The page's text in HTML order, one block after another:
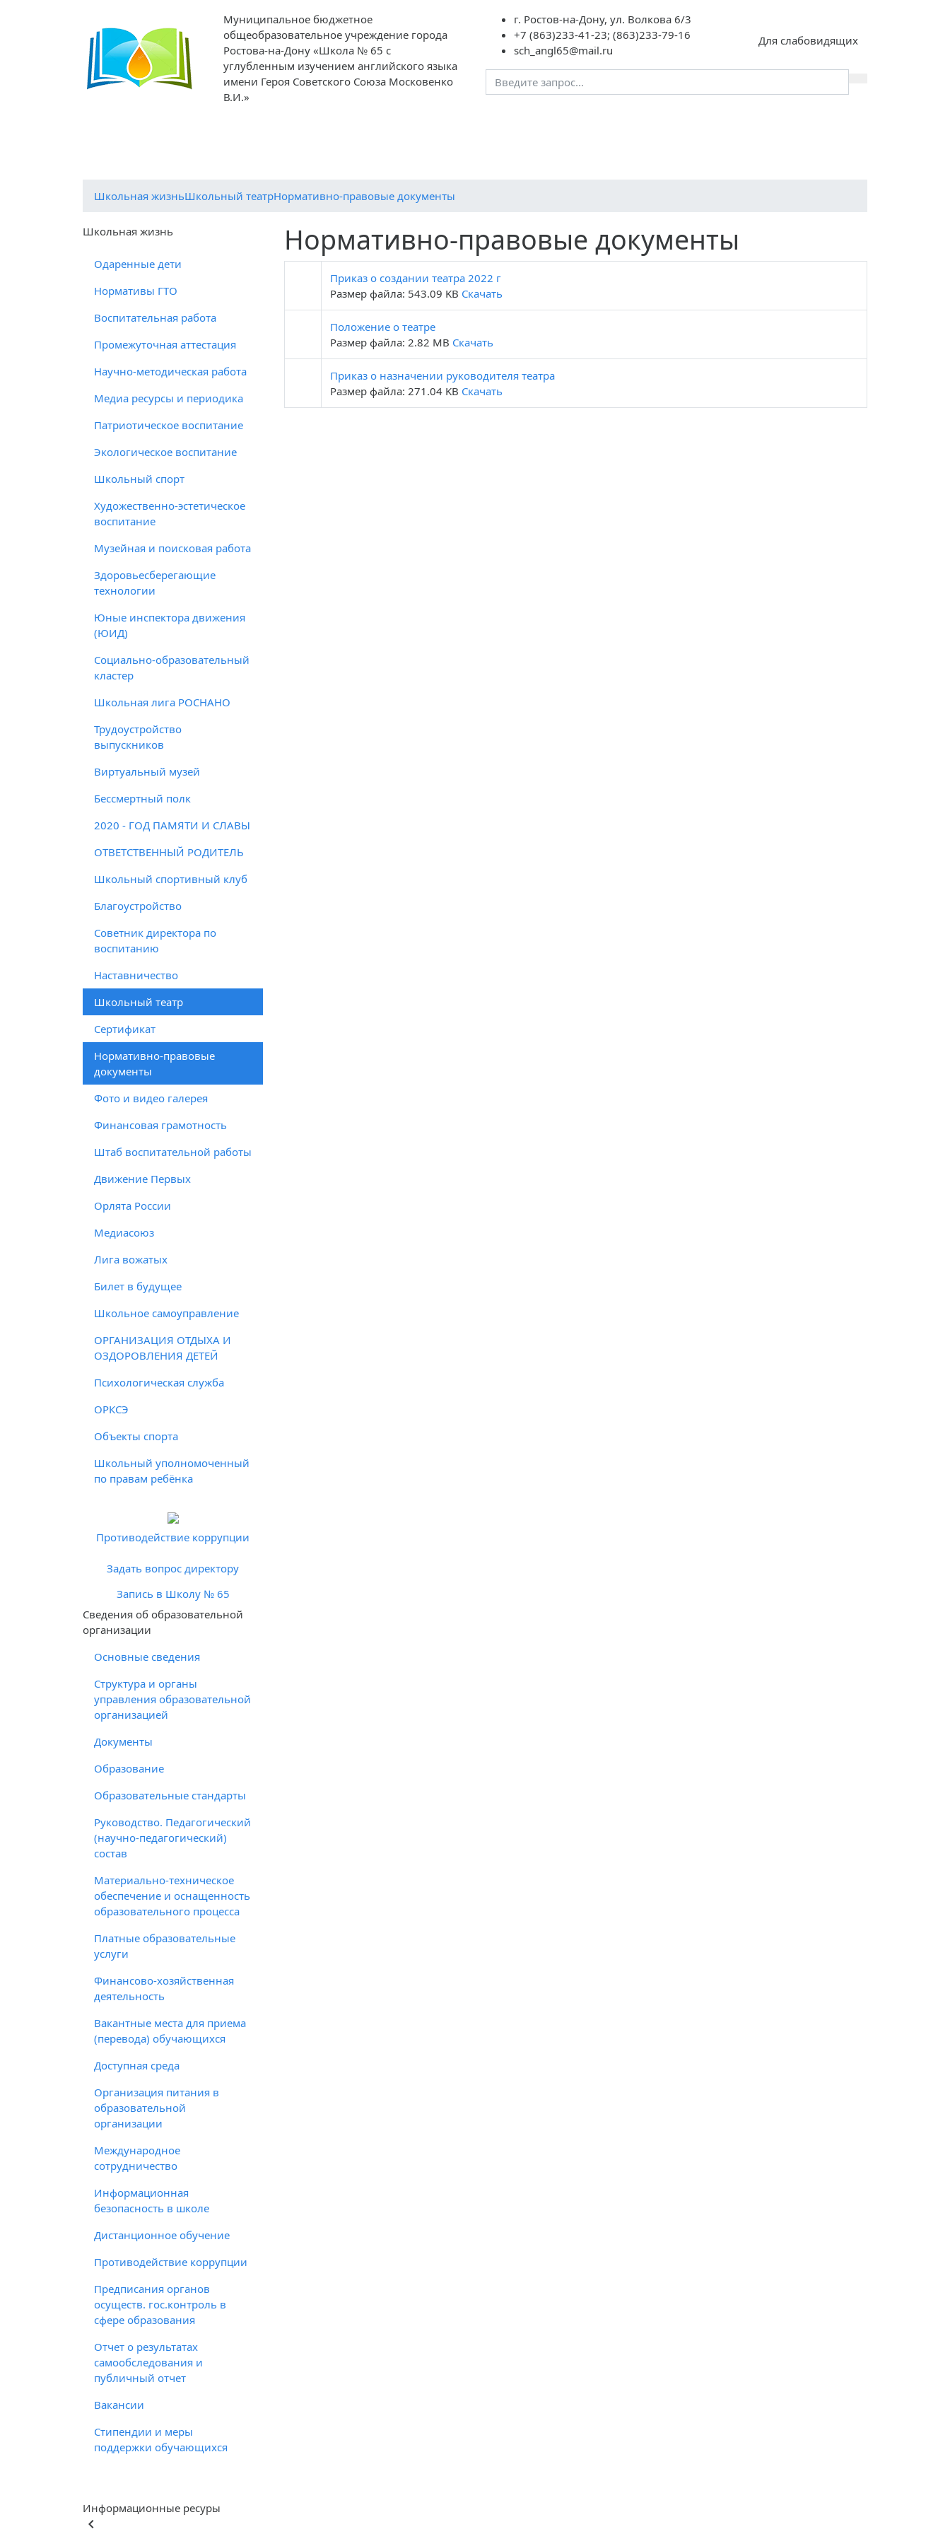
Муниципальное бюджетное
общеобразовательное учреждение города
Ростова-на-Дону «Школа № 65 с
углубленным изучением английского языка
имени Героя Советского Союза Московенко
В.И.»
г. Ростов-на-Дону, ул. Волкова 6/3
+7 (863)233-41-23; (863)233-79-16
sch_angl65@mail.ru
Для слабовидящих
Школьная жизньШкольный театрНормативно-правовые документы
Школьная жизнь
Одаренные дети
Нормативы ГТО
Воспитательная работа
Промежуточная аттестация
Научно-методическая работа
Медиа ресурсы и периодика
Патриотическое воспитание
Экологическое воспитание
Школьный спорт
Художественно-эстетическое
воспитание
Музейная и поисковая работа
Здоровьесберегающие
технологии
Юные инспектора движения
(ЮИД)
Социально-образовательный
кластер
Школьная лига РОСНАНО
Трудоустройство
выпускников
Виртуальный музей
Бессмертный полк
2020 - ГОД ПАМЯТИ И СЛАВЫ
ОТВЕТСТВЕННЫЙ РОДИТЕЛЬ
Школьный спортивный клуб
Благоустройство
Советник директора по
воспитанию
Наставничество
Школьный театр
Сертификат
Нормативно-правовые
документы
Фото и видео галерея
Финансовая грамотность
Штаб воспитательной работы
Движение Первых
Орлята России
Медиасоюз
Лига вожатых
Билет в будущее
Школьное самоуправление
ОРГАНИЗАЦИЯ ОТДЫХА И
ОЗДОРОВЛЕНИЯ ДЕТЕЙ
Психологическая служба
ОРКСЭ
Объекты спорта
Школьный уполномоченный
по правам ребёнка
Противодействие коррупции
Задать вопрос директору
Запись в Школу № 65
Cведения об образовательной
организации
Основные сведения
Структура и органы
управления образовательной
организацией
Документы
Образование
Образовательные стандарты
Руководство. Педагогический
(научно-педагогический)
состав
Материально-техническое
обеспечение и оснащенность
образовательного процесса
Платные образовательные
услуги
Финансово-хозяйственная
деятельность
Вакантные места для приема
(перевода) обучающихся
Доступная среда
Организация питания в
образовательной
организации
Международное
сотрудничество
Информационная
безопасность в школе
Дистанционное обучение
Противодействие коррупции
Предписания органов
осуществ. гос.контроль в
сфере образования
Отчет о результатах
самообследования и
публичный отчет
Вакансии
Стипендии и меры
поддержки обучающихся
Нормативно-правовые документы
Приказ о создании театра 2022 г
Размер файла: 543.09 KB Скачать
Положение о театре
Размер файла: 2.82 MB Скачать
Приказ о назначении руководителя театра
Размер файла: 271.04 KB Скачать
Информационные ресуры
keyboard_arrow_left